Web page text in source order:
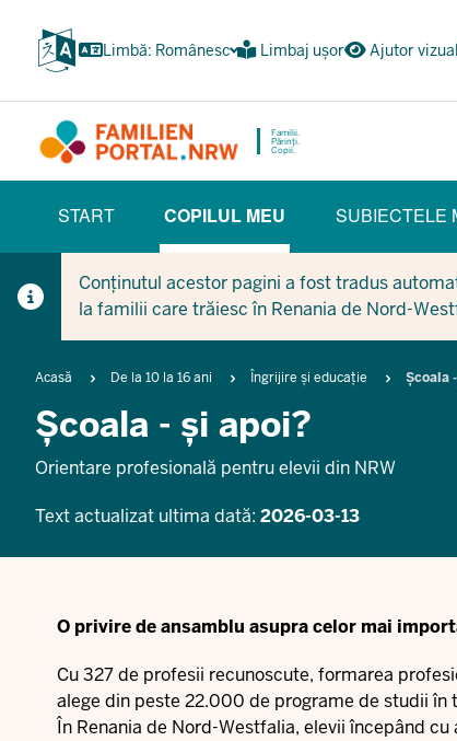
conținutul
Limbă: Românesc Limbaj ușor Ajutor vizual
Familii.
Părinți.
Copii.
(BÜRGERBEREICH)
START
COPILUL MEU
(CURRENT SECTION)
SUBIECTELE
Conținutul acestor pagini a fost tradus
la familii care trăiesc în Renania de Nord-
Breadcrumb
Acasă De la 10 la 16 ani Îngrijire și educație Școala
Școala - și apoi?
Orientare profesională pentru elevii din NRW
Text actualizat ultima dată: 2026-03-13
O privire de ansamblu asupra celor mai
Cu 327 de profesii recunoscute, formarea
alege din peste 22.000 de programe de studii în
În Renania de Nord-Westfalia, elevii începând